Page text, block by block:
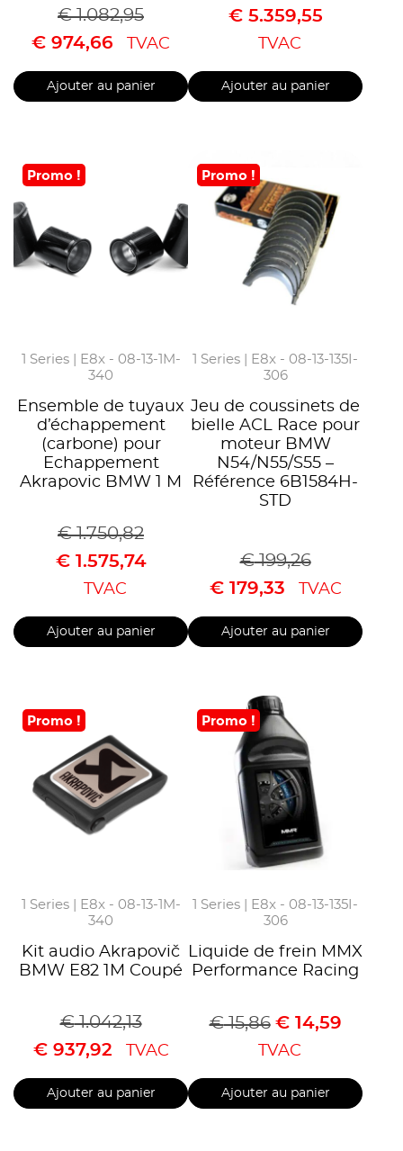
€1.082,95
€ 974,66 TVAC
Ajouter au panier
€5.359,55
TVAC
Ajouter au panier
Promo !
1 Series | E8x - 08-13-1M-
340
Ensemble de tuyaux
d’échappement
(carbone) pour
Echappement
Akrapovic BMW 1 M
€1.750,82
€1.575,74
TVAC
Ajouter au panier
Promo !
1 Series | E8x - 08-13-135I-
306
Jeu de coussinets de
bielle ACL Race pour
moteur BMW
N54/N55/S55 –
Référence 6B1584H-
STD
€199,26
€179,33 TVAC
Ajouter au panier
Promo !
1 Series | E8x - 08-13-1M-
340
Kit audio Akrapovič
BMW E82 1M Coupé
€1.042,13
€937,92 TVAC
Ajouter au panier
Promo !
1 Series | E8x - 08-13-135I-
306
Liquide de frein MMX
Performance Racing
€15,86 €14,59
TVAC
Ajouter au panier